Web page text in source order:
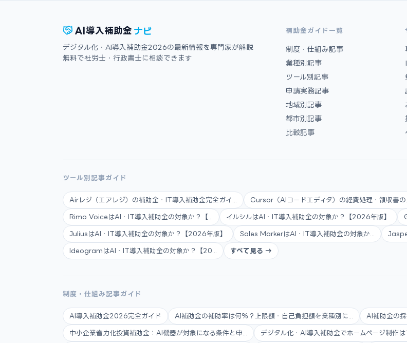
AI 導入補助金 ナビ
デジタル化・AI導入補助金2026の最新情報を専門家が解説
無料で社労士・行政書士に相談できます
補助金ガイド一覧
制度・仕組み記事
業種別記事
ツール別記事
申請実務記事
地域別記事
都市別記事
比較記事
ツール別記事ガイド
Airレジ（エアレジ）の補助金・IT導入補助金完全ガイ... Cursor（AIコードエディタ）の経費処理・領収書の...
Rimo VoiceはAI・IT導入補助金の対象か？【... イルシルはAI・IT導入補助金の対象か？【2026年版】
JuliusはAI・IT導入補助金の対象か？【2026年版】 Sales MarkerはAI・IT導入補助金の対象か...
IdeogramはAI・IT導入補助金の対象か？【20... すべて見る →
制度・仕組み記事ガイド
AI導入補助金2026完全ガイド AI補助金の補助率は何%？上限額・自己負担額を業種別に... AI補助金の
中小企業省力化投資補助金：AI機器が対象になる条件と申... デジタル化・AI導入補助金でホームページ制作は